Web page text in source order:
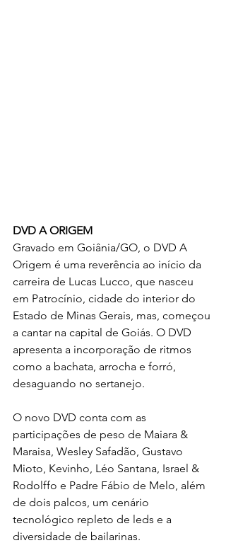
DVD A ORIGEM
Gravado em Goiânia/GO, o DVD A
Origem é uma reverência ao início da
carreira de Lucas Lucco, que nasceu
em Patrocínio, cidade do interior do
Estado de Minas Gerais, mas, começou
a cantar na capital de Goiás. O DVD
apresenta a incorporação de ritmos
como a bachata, arrocha e forró,
desaguando no sertanejo.
O novo DVD conta com as
participações de peso de Maiara &
Maraisa, Wesley Safadão, Gustavo
Mioto, Kevinho, Léo Santana, Israel &
Rodolffo e Padre Fábio de Melo, além
de dois palcos, um cenário
tecnológico repleto de leds e a
diversidade de bailarinas.